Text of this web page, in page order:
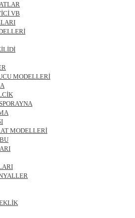
VB
MODELLERİ
MODELLERİ